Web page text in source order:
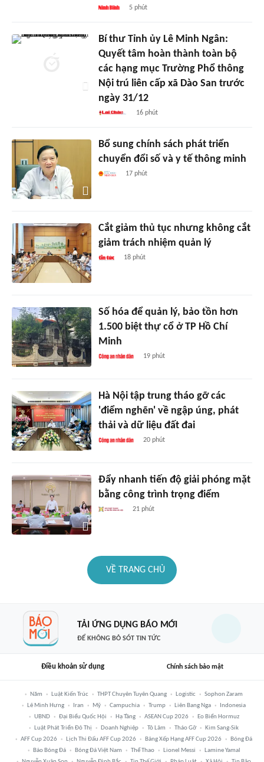
5 phút
Bí thư Tỉnh ủy Lê Minh Ngân:
Quyết tâm hoàn thành toàn bộ
các hạng mục Trường Phổ thông
Nội trú liên cấp xã Dào San trước
ngày 31/12
16 phút
Bổ sung chính sách phát triển
chuyển đổi số và y tế thông minh
17 phút
Cắt giảm thủ tục nhưng không cắt
giảm trách nhiệm quản lý
18 phút
Số hóa để quản lý, bảo tồn hơn
1.500 biệt thự cổ ở TP Hồ Chí
Minh
19 phút
Hà Nội tập trung tháo gỡ các
'điểm nghẽn' về ngập úng, phát
thải và dữ liệu đất đai
20 phút
Đẩy nhanh tiến độ giải phóng mặt
bằng công trình trọng điểm
21 phút
VỀ TRANG CHỦ
TẢI ỨNG DỤNG BÁO MỚI
ĐỂ KHÔNG BỎ SÓT TIN TỨC
Điều khoản sử dụng Chính sách bảo mật
Năm Luật Kiến Trúc THPT Chuyên Tuyên Quang Logistic
Sophon Zaram
Lê Minh Hưng
Iran Mỹ Campuchia Trump Liên Bang Nga
Indonesia
UBND
Đại Biểu Quốc Hội Hạ Tầng ASEAN Cup 2026
Eo Biển Hormuz
Luật Phát Triển Đô Thị
Doanh Nghiệp Tô Lâm Tháo Gỡ
Kim Sang-Sik
AFF Cup 2026
Lịch Thi Đấu AFF Cup 2026 Bảng Xếp Hạng AFF Cup 2026
Bóng Đá
Báo Bóng Đá
Bóng Đá Việt Nam Thể Thao Lionel Messi
Lamine Yamal